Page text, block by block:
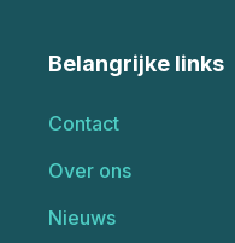
Belangrijke links
Contact
Over ons
Nieuws